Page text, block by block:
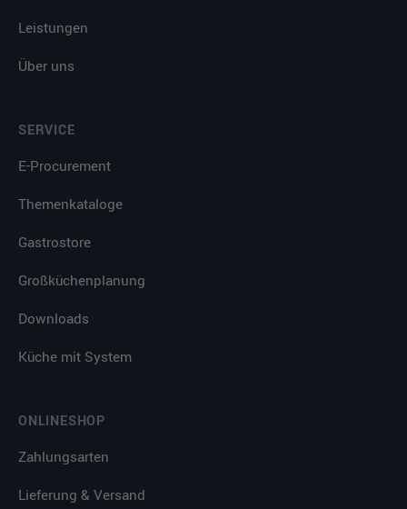
Leistungen
Über uns
SERVICE
E-Procurement
Themenkataloge
Gastrostore
Großküchenplanung
Downloads
Küche mit System
ONLINESHOP
Zahlungsarten
Lieferung & Versand